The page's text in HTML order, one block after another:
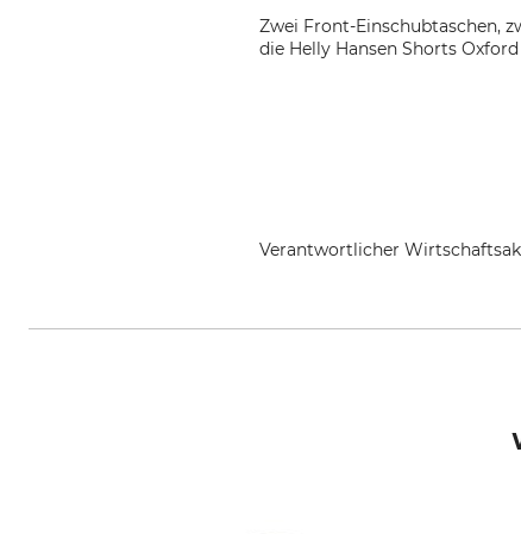
Zwei Front-Einschubtaschen,
die Helly Hansen Shorts
Verantwortlicher